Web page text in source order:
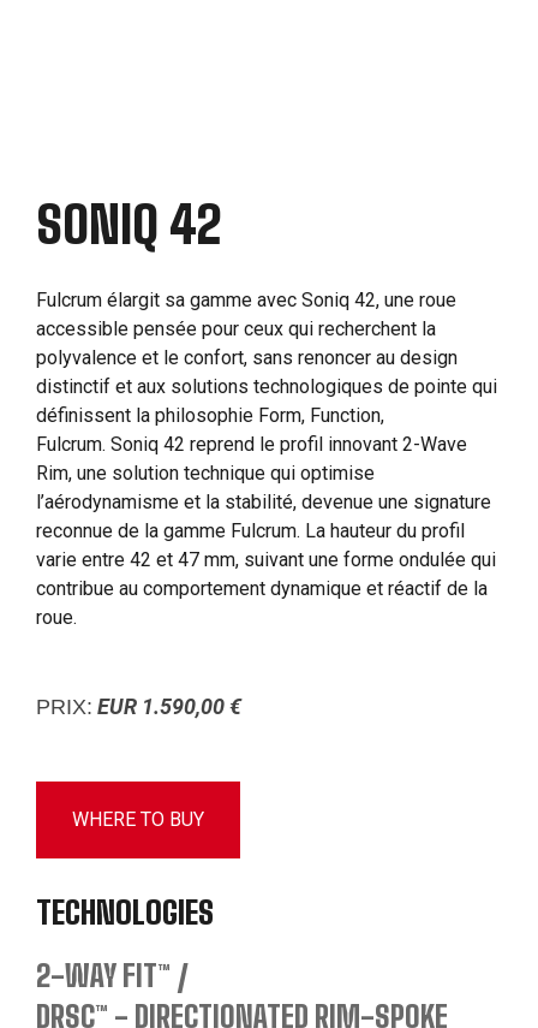
SONIQ 42
Fulcrum élargit sa gamme avec Soniq 42, une roue
accessible pensée pour ceux qui recherchent la
polyvalence et le confort, sans renoncer au design
distinctif et aux solutions technologiques de pointe qui
définissent la philosophie Form, Function,
Fulcrum. Soniq 42 reprend le profil innovant 2-Wave
Rim, une solution technique qui optimise
l’aérodynamisme et la stabilité, devenue une signature
reconnue de la gamme Fulcrum. La hauteur du profil
varie entre 42 et 47 mm, suivant une forme ondulée qui
contribue au comportement dynamique et réactif de la
roue.
PRIX: EUR 1.590,00 €
WHERE TO BUY
TECHNOLOGIES
2-WAY FIT™
DRSC™ - DIRECTIONATED RIM-SPOKE